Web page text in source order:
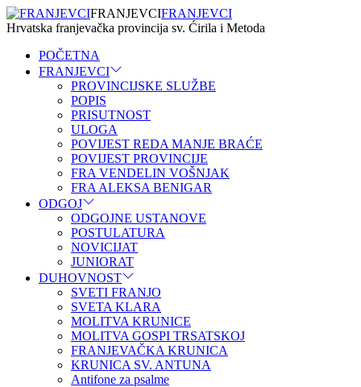
FRANJEVCIFRANJEVCI
Hrvatska franjevačka provincija sv. Ćirila i Metoda
POČETNA
FRANJEVCI
PROVINCIJSKE SLUŽBE
POPIS
PRISUTNOST
ULOGA
POVIJEST REDA MANJE BRAĆE
POVIJEST PROVINCIJE
FRA VENDELIN VOŠNJAK
FRA ALEKSA BENIGAR
ODGOJ
ODGOJNE USTANOVE
POSTULATURA
NOVICIJAT
JUNIORAT
DUHOVNOST
SVETI FRANJO
SVETA KLARA
MOLITVA KRUNICE
MOLITVA GOSPI TRSATSKOJ
FRANJEVAČKA KRUNICA
KRUNICA SV. ANTUNA
Antifone za psalme